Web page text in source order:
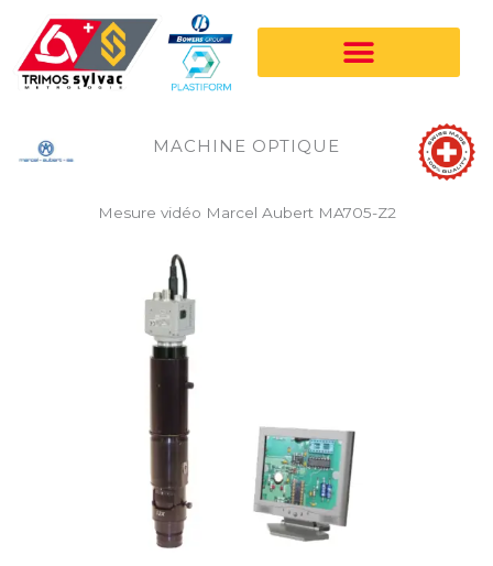
contenu
MACHINE OPTIQUE
Mesure vidéo Marcel Aubert MA705-Z2